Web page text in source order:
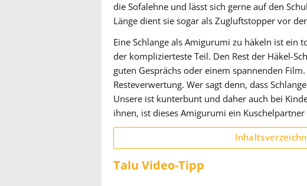
die Sofalehne und lässt sich gerne auf den
Länge dient sie sogar als Zugluftstopper vor
Eine Schlange als Amigurumi zu häkeln ist
der komplizierteste Teil. Den Rest der Häkel-
guten Gesprächs oder einem spannenden
Resteverwertung. Wer sagt denn, dass
Unsere ist kunterbunt und daher auch bei
ihnen, ist dieses Amigurumi ein
Talu Video-Tipp